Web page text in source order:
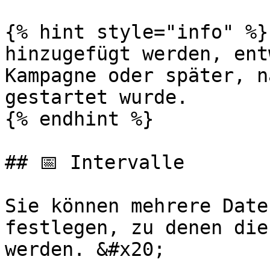
{% hint style="info" %}
hinzugefügt werden,
Kampagne oder später,
gestartet wurde.
{% endhint %}
## 📅 Intervalle
Sie können mehrere
festlegen, zu denen die
werden. &#x20;